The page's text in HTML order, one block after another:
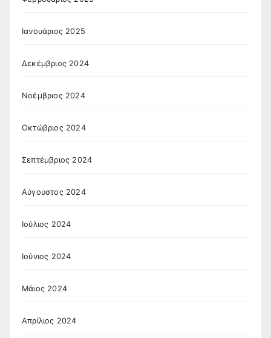
Ιανουάριος 2025
Δεκέμβριος 2024
Νοέμβριος 2024
Οκτώβριος 2024
Σεπτέμβριος 2024
Αύγουστος 2024
Ιούλιος 2024
Ιούνιος 2024
Μάιος 2024
Απρίλιος 2024